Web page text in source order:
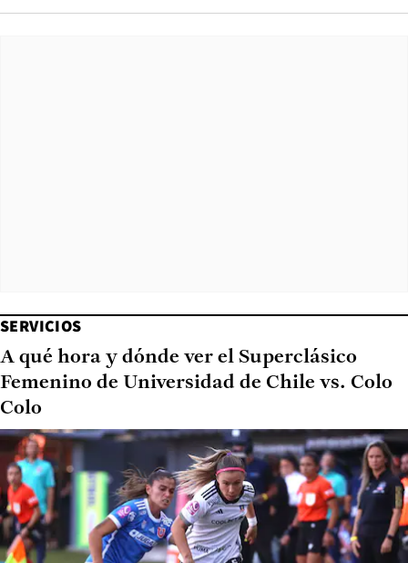
SERVICIOS
A qué hora y dónde ver el Superclásico
Femenino de Universidad de Chile vs. Colo
Colo